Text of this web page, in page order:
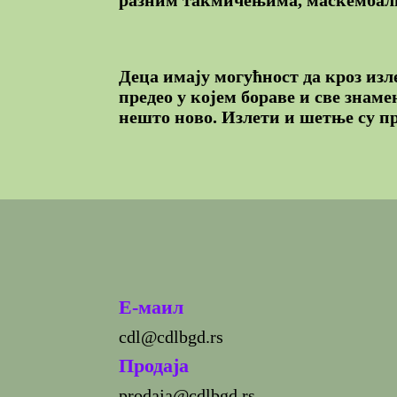
Деца имају могућност да кроз
предео у којем бораве и све
нешто ново. Излети и шетње су
E-маил
cdl@cdlbgd.rs
Продаја